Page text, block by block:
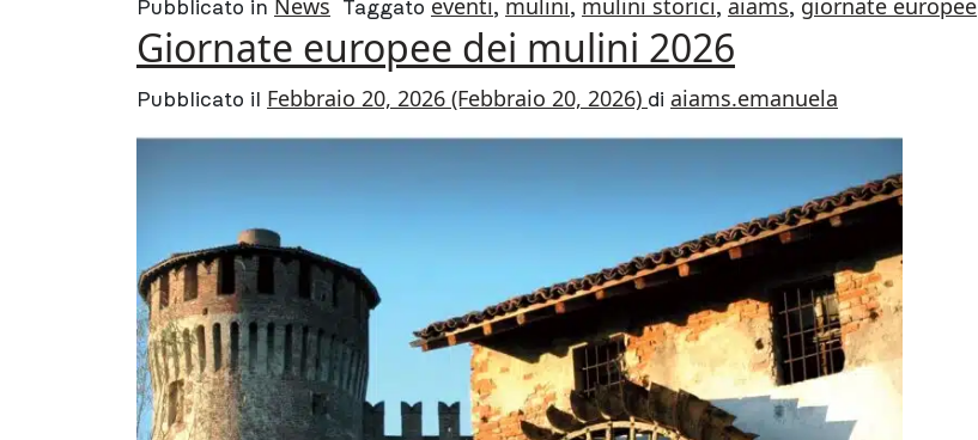
Pubblicato in News Taggato eventi, mulini, mulini storici, aiams, giornate europee
Giornate europee dei mulini 2026
Pubblicato il Febbraio 20, 2026 (Febbraio 20, 2026) di aiams.emanuela